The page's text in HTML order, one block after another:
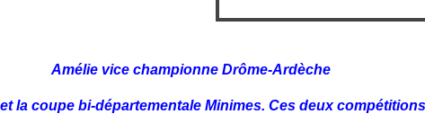
Amélie vice championne Drôme-Ardèche
la coupe bi-départementale Minimes. Ces deux